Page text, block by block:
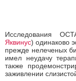
Исследования
Яквинус) одинаково
прежде нелеченых
имел неудачу
также
заживлении